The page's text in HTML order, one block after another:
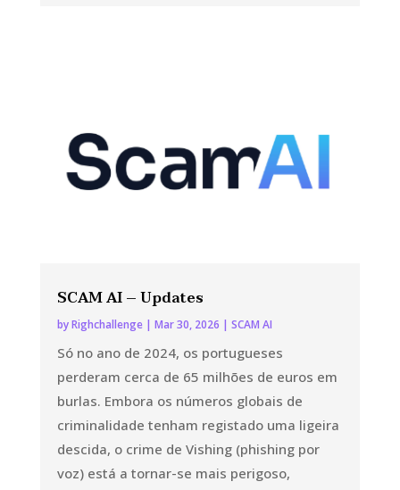
SCAM AI – Updates
byRighchallenge| Mar 30, 2026 | SCAM AI
Só no ano de 2024, os portugueses
perderam cerca de 65 milhões de euros em
burlas. Embora os números globais de
criminalidade tenham registado uma ligeira
descida, o crime de Vishing (phishing por
voz) está a tornar-se mais perigoso,